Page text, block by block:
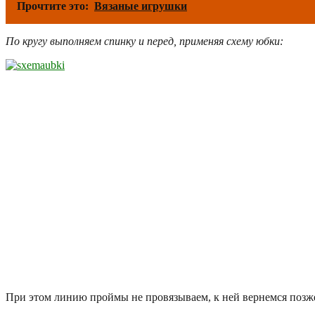
Прочтите это: Вязаные игрушки
По кругу выполняем спинку и перед, применяя схему юбки:
При этом линию проймы не провязываем, к ней вернемся